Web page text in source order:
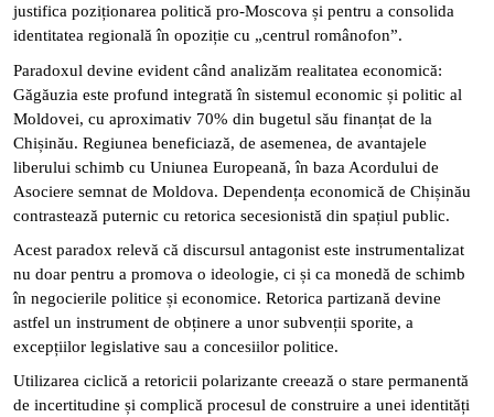
justifica poziționarea politică pro-Moscova și pentru a consolida
identitatea regională în opoziție cu „centrul românofon”.
Paradoxul devine evident când analizăm realitatea economică:
Găgăuzia este profund integrată în sistemul economic și politic al
Moldovei, cu aproximativ 70% din bugetul său finanțat de la
Chișinău. Regiunea beneficiază, de asemenea, de avantajele
liberului schimb cu Uniunea Europeană, în baza Acordului de
Asociere semnat de Moldova. Dependența economică de Chișinău
contrastează puternic cu retorica secesionistă din spațiul public.
Acest paradox relevă că discursul antagonist este instrumentalizat
nu doar pentru a promova o ideologie, ci și ca monedă de schimb
în negocierile politice și economice. Retorica partizană devine
astfel un instrument de obținere a unor subvenții sporite, a
excepțiilor legislative sau a concesiilor politice.
Utilizarea ciclică a retoricii polarizante creează o stare permanentă
de incertitudine și complică procesul de construire a unei identități